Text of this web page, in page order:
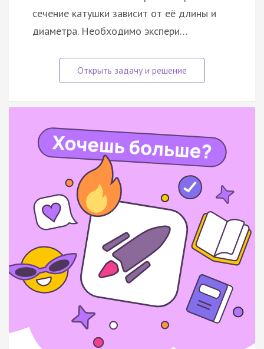
сечение катушки зависит от её длины и
диаметра. Необходимо экспери…